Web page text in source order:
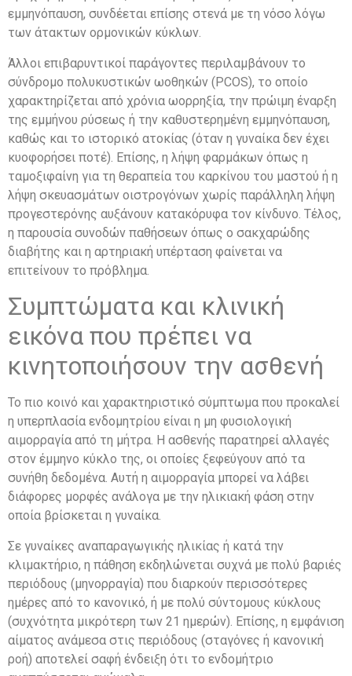
εμμηνόπαυση, συνδέεται επίσης στενά με τη νόσο λόγω
των άτακτων ορμονικών κύκλων.
Άλλοι επιβαρυντικοί παράγοντες περιλαμβάνουν το
σύνδρομο πολυκυστικών ωοθηκών (PCOS), το οποίο
χαρακτηρίζεται από χρόνια ωορρηξία, την πρώιμη έναρξη
της εμμήνου ρύσεως ή την καθυστερημένη εμμηνόπαυση,
καθώς και το ιστορικό ατοκίας (όταν η γυναίκα δεν έχει
κυοφορήσει ποτέ). Επίσης, η λήψη φαρμάκων όπως η
ταμοξιφαίνη για τη θεραπεία του καρκίνου του μαστού ή η
λήψη σκευασμάτων οιστρογόνων χωρίς παράλληλη λήψη
προγεστερόνης αυξάνουν κατακόρυφα τον κίνδυνο. Τέλος,
η παρουσία συνοδών παθήσεων όπως ο σακχαρώδης
διαβήτης και η αρτηριακή υπέρταση φαίνεται να
επιτείνουν το πρόβλημα.
Συμπτώματα και κλινική
εικόνα που πρέπει να
κινητοποιήσουν την ασθενή
Το πιο κοινό και χαρακτηριστικό σύμπτωμα που προκαλεί
η υπερπλασία ενδομητρίου είναι η μη φυσιολογική
αιμορραγία από τη μήτρα. Η ασθενής παρατηρεί αλλαγές
στον έμμηνο κύκλο της, οι οποίες ξεφεύγουν από τα
συνήθη δεδομένα. Αυτή η αιμορραγία μπορεί να λάβει
διάφορες μορφές ανάλογα με την ηλικιακή φάση στην
οποία βρίσκεται η γυναίκα.
Σε γυναίκες αναπαραγωγικής ηλικίας ή κατά την
κλιμακτήριο, η πάθηση εκδηλώνεται συχνά με πολύ βαριές
περιόδους (μηνορραγία) που διαρκούν περισσότερες
ημέρες από το κανονικό, ή με πολύ σύντομους κύκλους
(συχνότητα μικρότερη των 21 ημερών). Επίσης, η εμφάνιση
αίματος ανάμεσα στις περιόδους (σταγόνες ή κανονική
ροή) αποτελεί σαφή ένδειξη ότι το ενδομήτριο